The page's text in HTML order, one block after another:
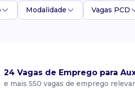
Modalidade Vagas PCD
24 Vagas de Emprego para
e mais 550 vagas de emprego